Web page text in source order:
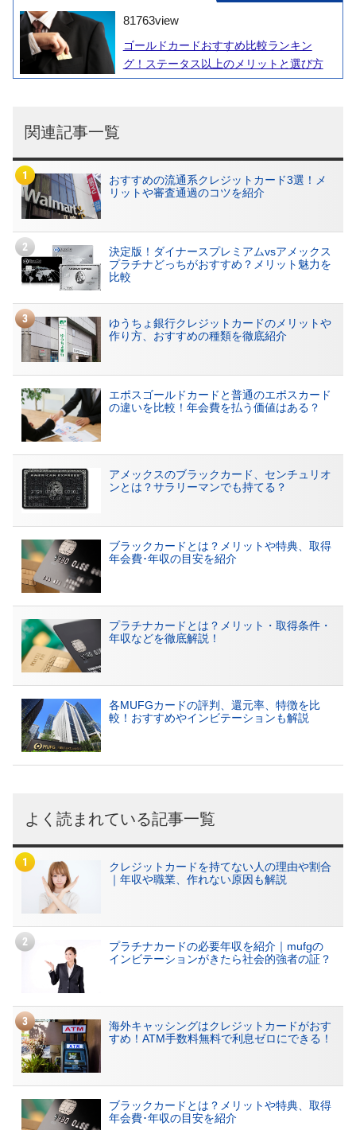
81763view
ゴールドカードおすすめ比較ランキン
グ！ステータス以上のメリットと選び方
関連記事一覧
おすすめの流通系クレジットカード3選！メ
リットや審査通過のコツを紹介
決定版！ダイナースプレミアムvsアメックス
プラチナどっちがおすすめ？メリット魅力を
比較
ゆうちょ銀行クレジットカードのメリットや
作り方、おすすめの種類を徹底紹介
エポスゴールドカードと普通のエポスカード
の違いを比較！年会費を払う価値はある？
アメックスのブラックカード、センチュリオ
ンとは？サラリーマンでも持てる？
ブラックカードとは？メリットや特典、取得
年会費･年収の目安を紹介
プラチナカードとは？メリット・取得条件・
年収などを徹底解説！
各MUFGカードの評判、還元率、特徴を比
較！おすすめやインビテーションも解説
よく読まれている記事一覧
クレジットカードを持てない人の理由や割合
｜年収や職業、作れない原因も解説
プラチナカードの必要年収を紹介｜mufgの
インビテーションがきたら社会的強者の証？
海外キャッシングはクレジットカードがおす
すめ！ATM手数料無料で利息ゼロにできる！
ブラックカードとは？メリットや特典、取得
年会費･年収の目安を紹介